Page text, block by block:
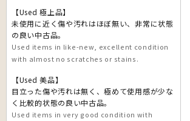
【Used 極上品】
未使用に近く傷や汚れはほぼ無い、非常に状態
の良い中古品。
Used items in like-new, excellent condition
with almost no scratches or stains.
【Used 美品】
目立った傷や汚れは無く、極めて使用感が少な
く比較的状態の良い中古品。
Used items in very good condition with